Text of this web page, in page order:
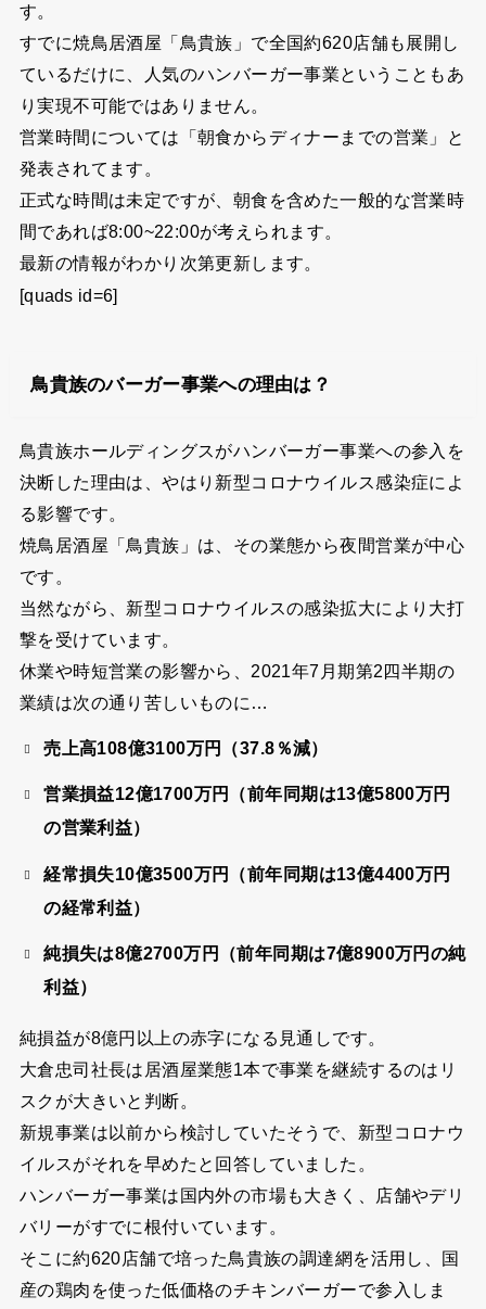
す。
すでに焼鳥居酒屋「鳥貴族」で全国約620店舗も展開し
ているだけに、人気のハンバーガー事業ということもあ
り実現不可能ではありません。
営業時間については「朝食からディナーまでの営業」と
発表されてます。
正式な時間は未定ですが、朝食を含めた一般的な営業時
間であれば8:00~22:00が考えられます。
最新の情報がわかり次第更新します。
[quads id=6]
鳥貴族のバーガー事業への理由は？
鳥貴族ホールディングスがハンバーガー事業への参入を
決断した理由は、やはり新型コロナウイルス感染症によ
る影響です。
焼鳥居酒屋「鳥貴族」は、その業態から夜間営業が中心
です。
当然ながら、新型コロナウイルスの感染拡大により大打
撃を受けています。
休業や時短営業の影響から、2021年7月期第2四半期の
業績は次の通り苦しいものに…
売上高108億3100万円（37.8％減）
営業損益12億1700万円（前年同期は13億5800万円
の営業利益）
経常損失10億3500万円（前年同期は13億4400万円
の経常利益）
純損失は8億2700万円（前年同期は7億8900万円の純
利益）
純損益が8億円以上の赤字になる見通しです。
大倉忠司社長は居酒屋業態1本で事業を継続するのはリ
スクが大きいと判断。
新規事業は以前から検討していたそうで、新型コロナウ
イルスがそれを早めたと回答していました。
ハンバーガー事業は国内外の市場も大きく、店舗やデリ
バリーがすでに根付いています。
そこに約620店舗で培った鳥貴族の調達網を活用し、国
産の鶏肉を使った低価格のチキンバーガーで参入しま